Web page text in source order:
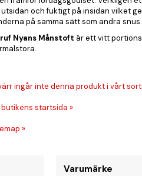
och fuktigt på insidan vilket
på samma sätt som andra snus.
Nyans Månstoft är ett vitt
ingår inte denna produkt i vårt
butikens startsida »
»
Varumärke